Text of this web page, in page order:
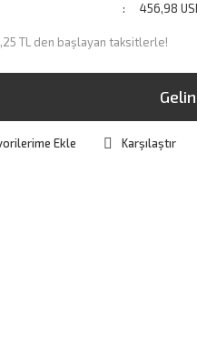
456,98
TL den başlayan taksitlerle!
Karşılaştır